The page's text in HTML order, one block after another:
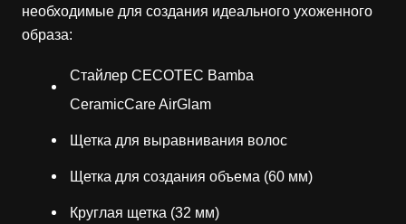
необходимые для создания идеального ухоженного
образа:
Стайлер CECOTEC Bamba
CeramicCare AirGlam
Щетка для выравнивания волос
Щетка для создания объема (60 мм)
Круглая щетка (32 мм)